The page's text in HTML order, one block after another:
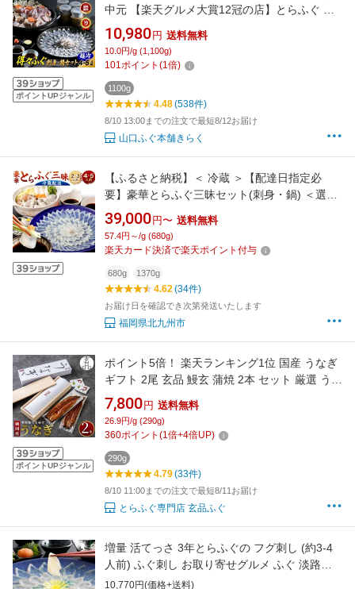
ポイントUPジャンル
中元 【楽天グルメ大賞12冠の店】とらふぐ 刺
身 ふぐ鍋「得々ふぐ刺身鍋セット4-5人前／超
冷」山口ふぐ本舗きらく ふぐ刺し ふぐちり ふ
ぐ皮 ふぐひれ ひれ酒 送料無料 贈り物 ギフト
10,980円 送料無料
10.0円/g (1,100g)
101 ポイント (1 倍)
1100g
4.48(538件)
8/10 13:00までの注文で最短8/12お届け
山口ふぐ本舗きらく
【ふるさと納税】＜ 冷蔵 ＞【配達日指定必
要】豪華とらふぐ三昧セット(刺身・鍋) ＜選べ
る＞ 2～3人前 または 4～5人前 刺身 アラ ぶつ
切り 皮刺し 高等葱 ポン酢 ふぐ刺し ふぐ鍋 ふ
くちり 国産 福岡県北九州市 ふく一 39000円～
39,000円〜 送料無料
57.4円～/g (680g)
楽天カード決済で楽天ポイント付与
680g 1370g
4.62 (34件)
お届け日を確認でき次第発送いたします
福岡県北九州市
ポイントUPジャンル
ポイント5倍！ 楽天ランキング1位 国産 うなぎ
ギフト 2尾 玄品 鰻玄 蒲焼 2本 セット 厳選 うな
ぎの蒲焼 蒲焼き 鰻 ウナギ unagi ふぐ ふぐ刺し
海鮮 贈答 宴会 お祝い 贈り物 お礼 プレゼント
ごちそう 玄品ふぐ 2026 お祝い 高級 お返し 土
7,800円 送料無料
26.9円/g (290g)
360ポイント (1 倍+4倍UP)
290g
4.79(33件)
8/10 11:00までの注文で最短8/11お届け
とらふぐ専門店 玄品ふぐ
増量 活てっさ 3年とらふぐの フグ刺し (約3-4
人前) ふぐ刺し お取り寄せグルメ ふぐ 淡路島3
年とらふぐ 若男水産
10,770円(価格+送料)